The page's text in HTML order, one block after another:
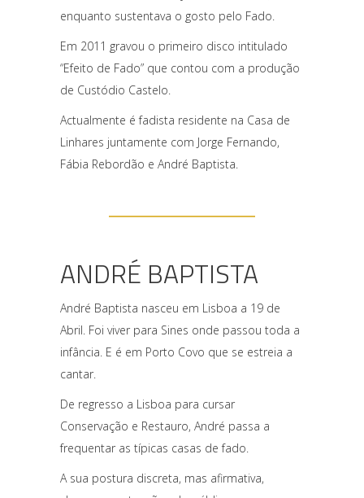
enquanto sustentava o gosto pelo Fado.
Em 2011 gravou o primeiro disco intitulado
“Efeito de Fado” que contou com a produção
de Custódio Castelo.
Actualmente é fadista residente na Casa de
Linhares juntamente com Jorge Fernando,
Fábia Rebordão e André Baptista.
ANDRÉ BAPTISTA
André Baptista nasceu em Lisboa a 19 de
Abril. Foi viver para Sines onde passou toda a
infância. E é em Porto Covo que se estreia a
cantar.
De regresso a Lisboa para cursar
Conservação e Restauro, André passa a
frequentar as típicas casas de fado.
A sua postura discreta, mas afirmativa,